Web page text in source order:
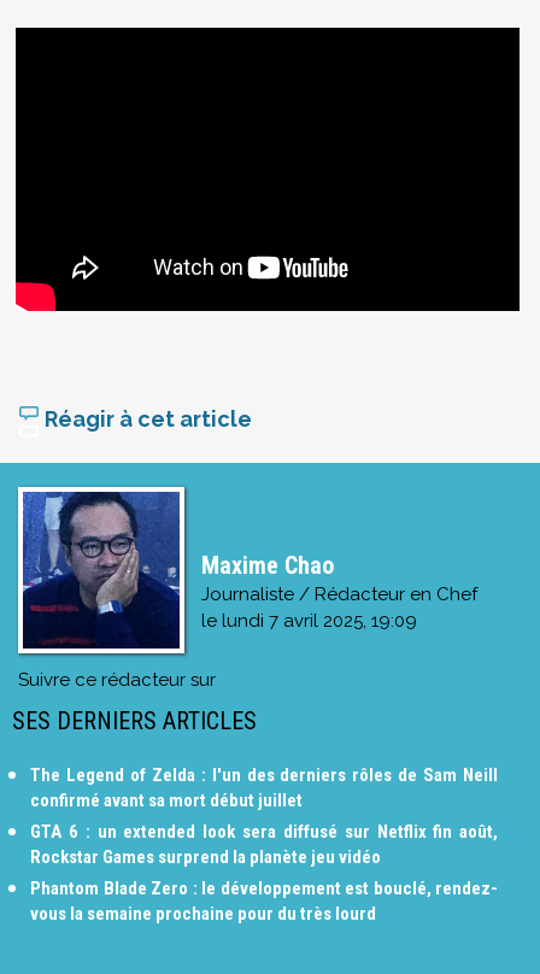
Réagir à cet article
Maxime Chao
Journaliste / Rédacteur en Chef
le lundi 7 avril 2025, 19:09
Suivre ce rédacteur sur
SES DERNIERS ARTICLES
The Legend of Zelda : l'un des derniers rôles de Sam Neill
confirmé avant sa mort début juillet
GTA 6 : un extended look sera diffusé sur Netflix fin août,
Rockstar Games surprend la planète jeu vidéo
Phantom Blade Zero : le développement est bouclé, rendez-
vous la semaine prochaine pour du très lourd